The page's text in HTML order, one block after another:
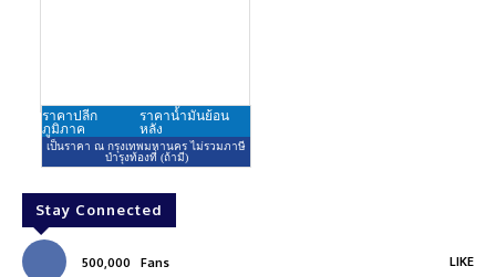
Stay Connected
500,000 Fans LIKE